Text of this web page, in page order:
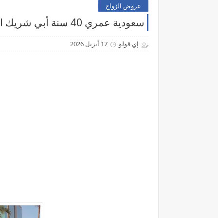
عروض الزواج
سعودية عمري 40 سنة أبي شريك الحياة جاد للزواج الحلال و تكوين أسرة
إي قولو 17 أبريل 2026